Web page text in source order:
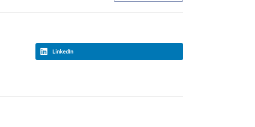
LinkedIn